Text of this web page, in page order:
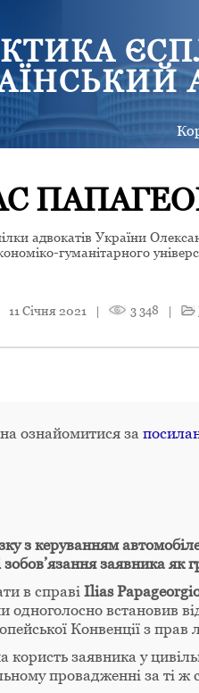
адвокатів України
гуманітарного
11 Січня 2021 | 3 348 |
ознайомитися за
з керуванням
зобов’язання заявника як
в справі Ilias
встановив
Конвенції з
користь заявника у
провадженні за ті ж